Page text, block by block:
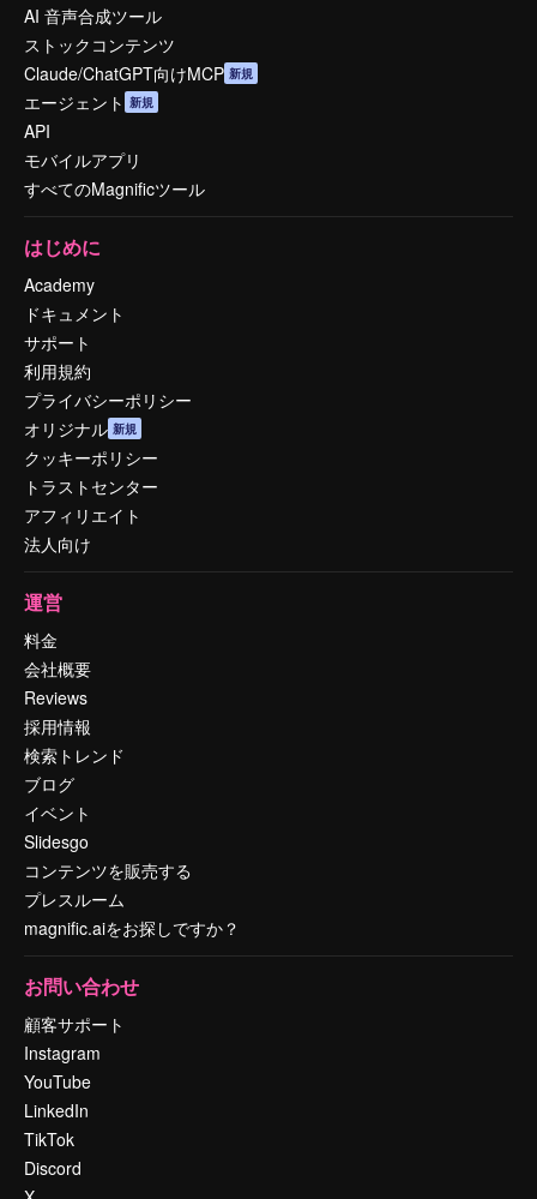
AI 音声合成ツール
ストックコンテンツ
Claude/ChatGPT向けMCP 新規
エージェント 新規
API
モバイルアプリ
すべてのMagnificツール
はじめに
Academy
ドキュメント
サポート
利用規約
プライバシーポリシー
オリジナル 新規
クッキーポリシー
トラストセンター
アフィリエイト
法人向け
運営
料金
会社概要
Reviews
採用情報
検索トレンド
ブログ
イベント
Slidesgo
コンテンツを販売する
プレスルーム
magnific.aiをお探しですか？
お問い合わせ
顧客サポート
Instagram
YouTube
LinkedIn
TikTok
Discord